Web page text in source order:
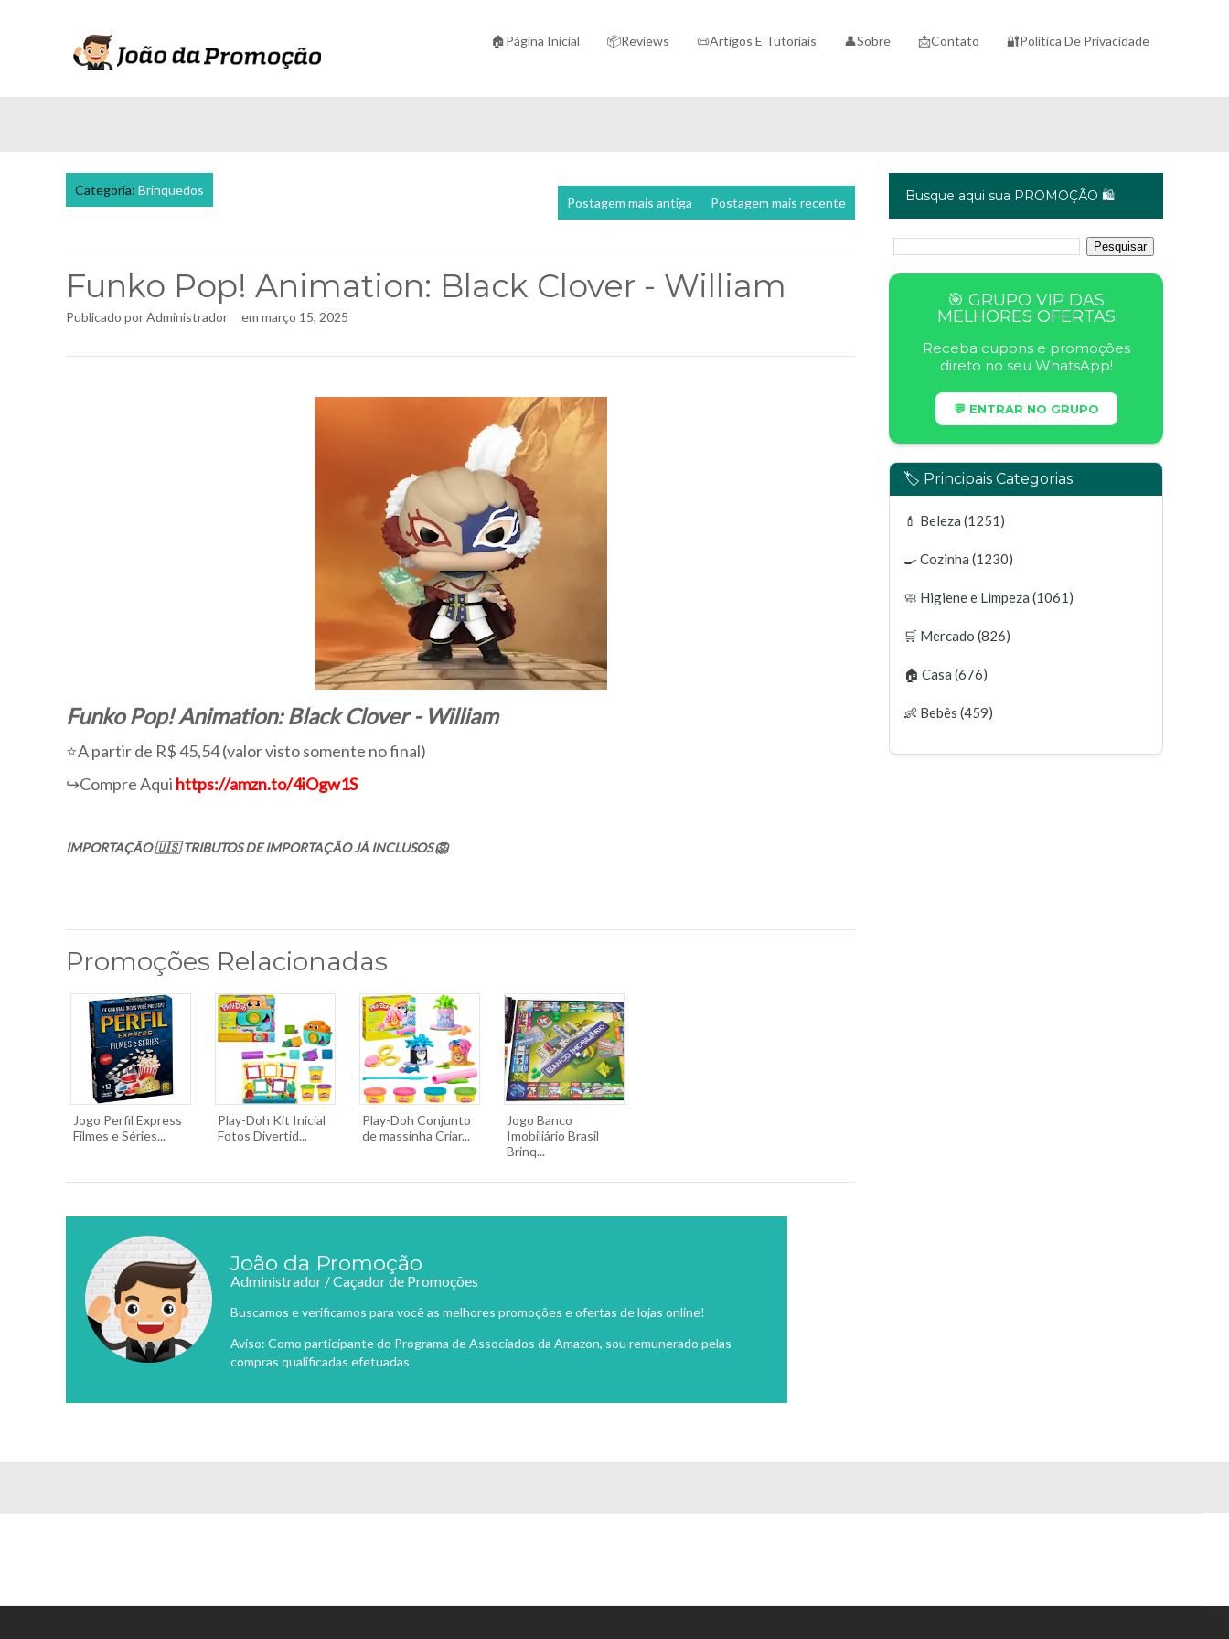
🏠Página Inicial 📦Reviews 📜Artigos E Tutoriais 👤Sobre 📩Contato 🔐Política De Privacidade
Categoria: Brinquedos
Postagem mais recente
Postagem mais antiga
Funko Pop! Animation: Black Clover - William
Publicado porAdministrador em março 15, 2025
Funko Pop! Animation: Black Clover - William
⭐A partir de R$ 45,54 (valor visto somente no final)
↪️Compre Aqui https://amzn.to/4iOgw1S
IMPORTAÇÃO 🇺🇸 TRIBUTOS DE IMPORTAÇÃO JÁ INCLUSOS 🦁
Promoções Relacionadas
Jogo Perfil Express
Filmes e Séries...
Play-Doh Kit Inicial
Fotos Divertid...
Play-Doh Conjunto
de massinha Criar...
Jogo Banco
Imobiliário Brasil
Brinq...
João da Promoção
Administrador / Caçador de Promoções
Buscamos e verificamos para você as melhores promoções e ofertas de lojas online!
Aviso: Como participante do Programa de Associados da Amazon, sou remunerado pelas
compras qualificadas efetuadas
Busque aqui sua PROMOÇÃO 🛍️
🎯 GRUPO VIP DAS
MELHORES OFERTAS
Receba cupons e promoções
direto no seu WhatsApp!
💬 ENTRAR NO GRUPO
🏷️ Principais Categorias
💄 Beleza (1251)
🍳 Cozinha (1230)
🧼 Higiene e Limpeza (1061)
🛒 Mercado (826)
🏠 Casa (676)
👶 Bebês (459)